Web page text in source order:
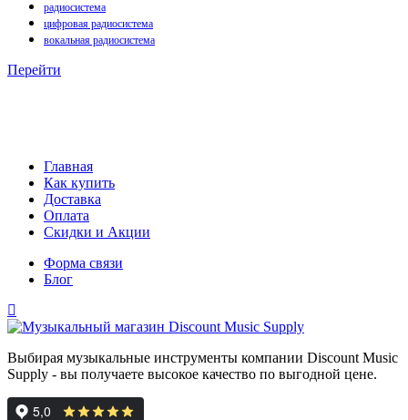
радиосистема
цифровая радиосистема
вокальная радиосистема
Перейти
Главная
Как купить
Доставка
Оплата
Скидки и Акции
Форма связи
Блог
Выбирая музыкальные инструменты компании Discount Music
Supply - вы получаете высокое качество по выгодной цене.